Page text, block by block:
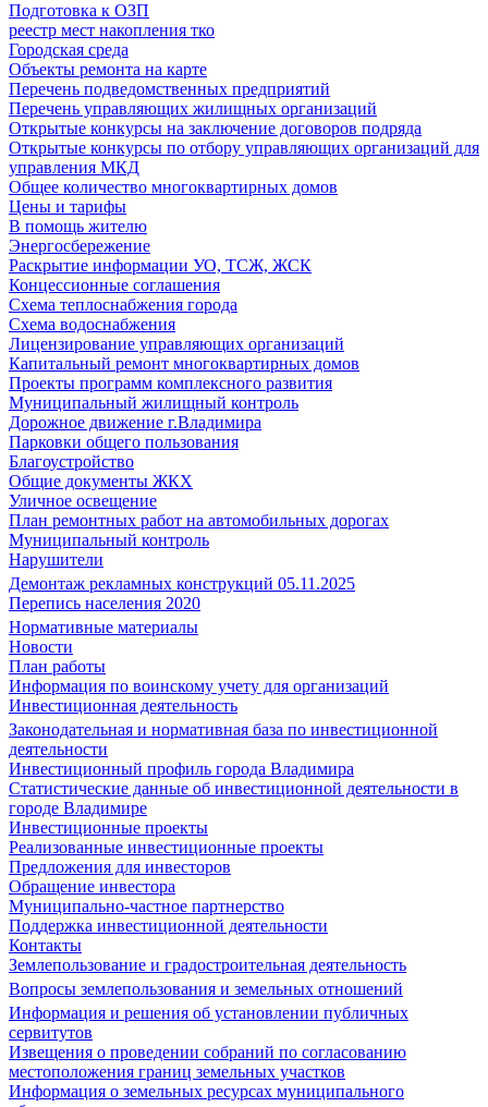
Подготовка к ОЗП
реестр мест накопления тко
Городская среда
Объекты ремонта на карте
Перечень подведомственных предприятий
Перечень управляющих жилищных организаций
Открытые конкурсы на заключение договоров подряда
Открытые конкурсы по отбору управляющих организаций для
управления МКД
Общее количество многоквартирных домов
Цены и тарифы
В помощь жителю
Энергосбережение
Раскрытие информации УО, ТСЖ, ЖСК
Концессионные соглашения
Схема теплоснабжения города
Схема водоснабжения
Лицензирование управляющих организаций
Капитальный ремонт многоквартирных домов
Проекты программ комплексного развития
Муниципальный жилищный контроль
Дорожное движение г.Владимира
Парковки общего пользования
Благоустройство
Общие документы ЖКХ
Уличное освещение
План ремонтных работ на автомобильных дорогах
Муниципальный контроль
Нарушители
Демонтаж рекламных конструкций 05.11.2025
Перепись населения 2020
Нормативные материалы
Новости
План работы
Информация по воинскому учету для организаций
Инвестиционная деятельность
Законодательная и нормативная база по инвестиционной
деятельности
Инвестиционный профиль города Владимира
Статистические данные об инвестиционной деятельности в
городе Владимире
Инвестиционные проекты
Реализованные инвестиционные проекты
Предложения для инвесторов
Обращение инвестора
Муниципально-частное партнерство
Поддержка инвестиционной деятельности
Контакты
Землепользование и градостроительная деятельность
Вопросы землепользования и земельных отношений
Информация и решения об установлении публичных
сервитутов
Извещения о проведении собраний по согласованию
местоположения границ земельных участков
Информация о земельных ресурсах муниципального